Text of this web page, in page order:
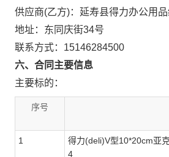
供应商(乙方)：延寿县得力办公用
地址：东同庆街34号
联系方式：15146284500
六、合同主要信息
主要标的：
序号
1
得力(deli)V型10*20cm亚
4